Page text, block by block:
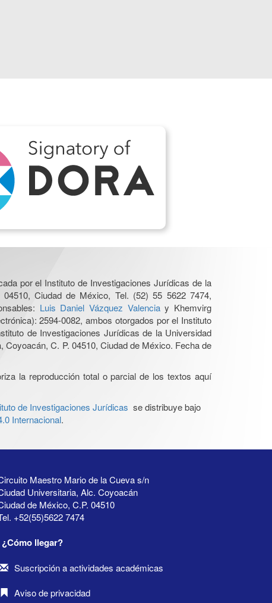
por el Instituto de Investigaciones Jurídicas de la
Ciudad de México, Tel. (52) 55 5622 7474,
Luis Daniel Vázquez Valenciay Khemvirg
2594-0082, ambos otorgados por el Instituto
de Investigaciones Jurídicas de la Universidad
C. P. 04510, Ciudad de México. Fecha de
la reproducción total o parcial de los textos aquí
de Investigaciones Jurídicas se distribuye bajo
Internacional.
Maestro Mario de la Cueva s/n
Universitaria, Alc. Coyoacán
de México, C.P. 04510
+52(55)5622 7474
¿Cómo llegar?
Suscripción a actividades académicas
Aviso de privacidad